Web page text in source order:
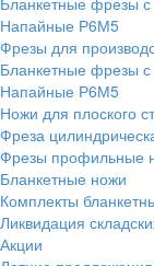
Напайные Р6М5
Фрезы для
Бланкетные фрезы
Напайные Р6М5
Ножи для плоского
Фреза
Фрезы профильные
Бланкетные ножи
Комплекты
Ликвидация
Акции